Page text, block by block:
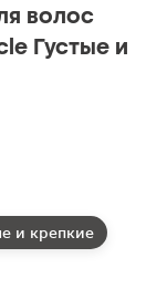
волос
Густые и
и крепкие